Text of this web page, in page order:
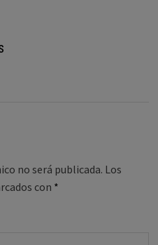
no será publicada. Los
con *